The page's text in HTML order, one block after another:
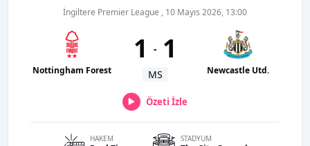
İngiltere Premier League , 10 Mayıs 2026, 13:00
Nottingham Forest
1 - 1
MS
Özeti İzle
Newcastle Utd.
HAKEM STADYUM